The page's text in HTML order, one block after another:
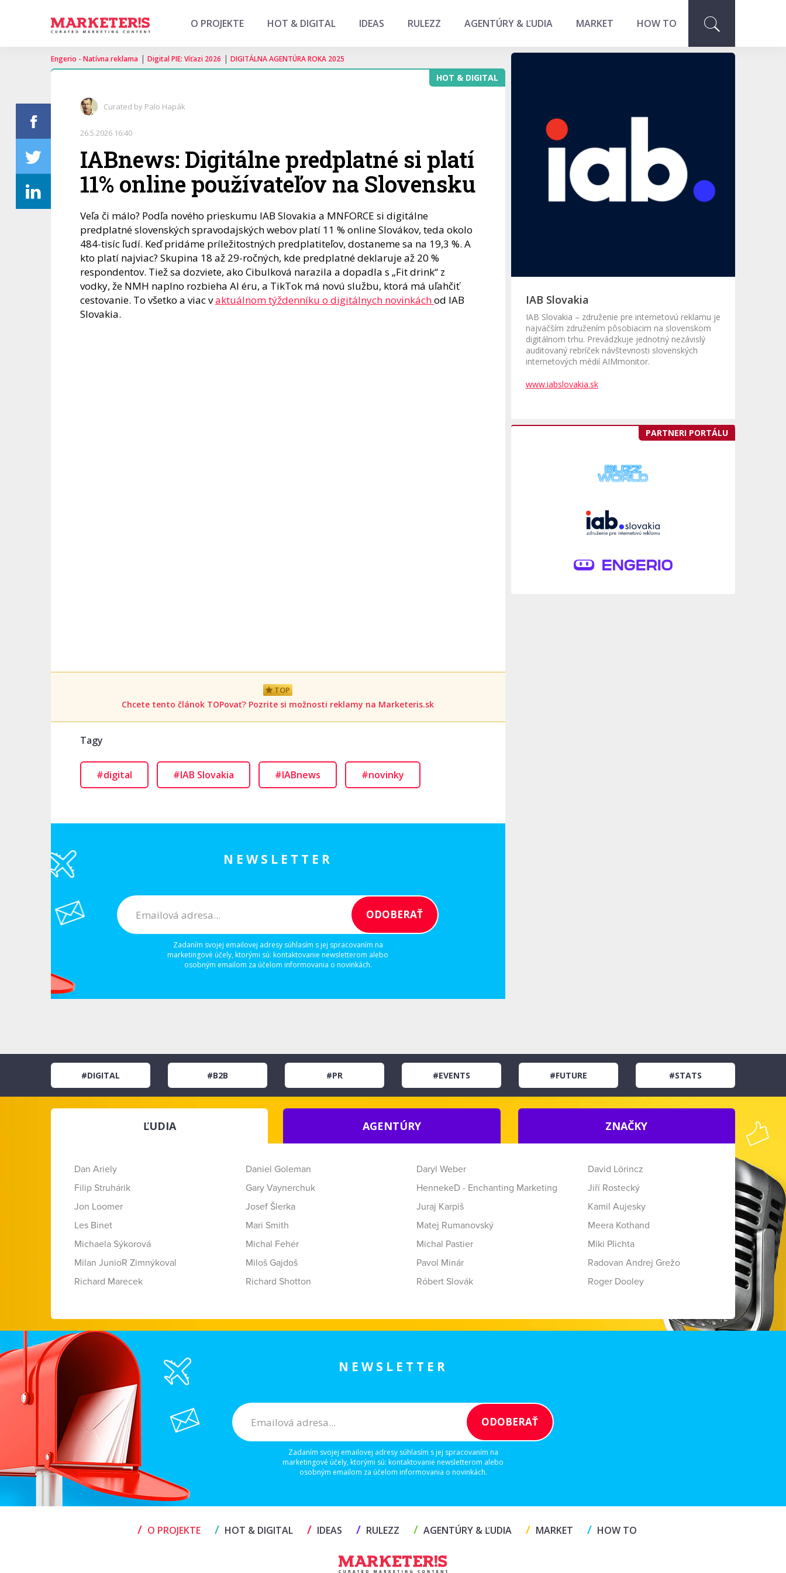
O PROJEKTE HOT & DIGITAL IDEAS RULEZZ AGENTÚRY & ĽUDIA MARKET HOW TO
Engerio - Natívna reklama | Digital PIE: Víťazi 2026 | DIGITÁLNA AGENTÚRA ROKA 2025
HOT & DIGITAL
Curated by Palo Hapák
26.5.2026 16:40
IABnews: Digitálne predplatné si platí
11% online používateľov na Slovensku
Veľa či málo? Podľa nového prieskumu IAB Slovakia a MNFORCE si digitálne
predplatné slovenských spravodajských webov platí 11 % online Slovákov, teda okolo
484-tisíc ľudí. Keď pridáme príležitostných predplatiteľov, dostaneme sa na 19,3 %. A
kto platí najviac? Skupina 18 až 29-ročných, kde predplatné deklaruje až 20 %
respondentov. Tiež sa dozviete, ako Cibulková narazila a dopadla s „Fit drink“ z
vodky, že NMH naplno rozbieha AI éru, a TikTok má novú službu, ktorá má uľahčiť
cestovanie. To všetko a viac vaktuálnom týždenníku o digitálnych novinkáchod IAB
Slovakia.
TOP
Chcete tento článok TOPovať? Pozrite si možnosti reklamy na Marketeris.sk
Tagy
#digital #IAB Slovakia #IABnews #novinky
NEWSLETTER
Zadaním svojej emailovej adresy súhlasím s jej spracovaním na
marketingové účely, ktorými sú: kontaktovanie newsletterom alebo
osobným emailom za účelom informovania o novinkách.
IAB Slovakia
IAB Slovakia – združenie pre internetovú reklamu je
najväčším združením pôsobiacim na slovenskom
digitálnom trhu. Prevádzkuje jednotný nezávislý
auditovaný rebríček návštevnosti slovenských
internetových médií AIMmonitor.
www.iabslovakia.sk
PARTNERI PORTÁLU
#DIGITAL #B2B #PR #EVENTS #FUTURE #STATS
ĽUDIA AGENTÚRY ZNAČKY
Dan Ariely Daniel Goleman Daryl Weber
David Lörincz
Filip Struhárik
Gary Vaynerchuk HennekeD - Enchanting Marketing
Jiří Rostecký
Jon Loomer
Josef Šlerka Juraj Karpiš
Kamil Aujesky
Les Binet
Mari Smith Matej Rumanovský
Meera Kothand
Michaela Sýkorová
Michal Fehér Michal Pastier
Miki Plichta
Milan JunioR Zimnýkoval
Miloš Gajdoš Pavol Minár
Radovan Andrej Grežo
Richard Marecek
Richard Shotton Róbert Slovák Roger Dooley
NEWSLETTER
Zadaním svojej emailovej adresy súhlasím s jej spracovaním na
marketingové účely, ktorými sú: kontaktovanie newsletterom alebo
osobným emailom za účelom informovania o novinkách.
/ O PROJEKTE / HOT & DIGITAL / IDEAS / RULEZZ / AGENTÚRY & ĽUDIA / MARKET / HOW TO